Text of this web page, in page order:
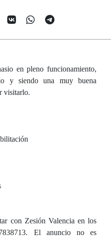
en pleno funcionamiento,
y siendo una muy buena
visitarlo.
con Zesión Valencia en los
El anuncio no es